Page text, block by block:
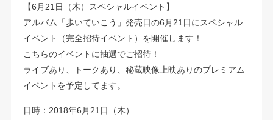
【6月21日（木）スペシャルイベント】
アルバム「歩いていこう」発売日の6月21日にスペシャル
イベント（完全招待イベント）を開催します！
こちらのイベントに抽選でご招待！
ライブあり、トークあり、秘蔵映像上映ありのプレミアム
イベントを予定してます。
日時：2018年6月21日（木）